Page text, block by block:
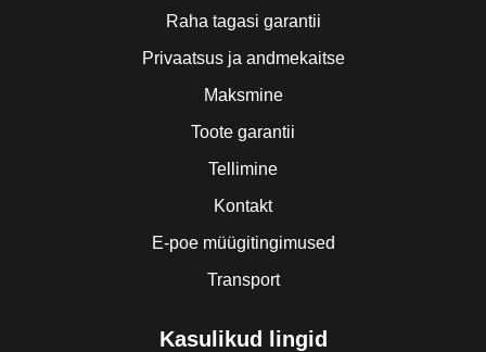
Raha tagasi garantii
Privaatsus ja andmekaitse
Maksmine
Toote garantii
Tellimine
Kontakt
E-poe müügitingimused
Transport
Kasulikud lingid